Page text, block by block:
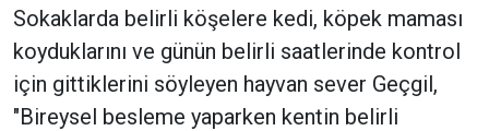
Sokaklarda belirli köşelere kedi, köpek maması
koyduklarını ve günün belirli saatlerinde kontrol
için gittiklerini söyleyen hayvan sever Geçgil,
"Bireysel besleme yaparken kentin belirli